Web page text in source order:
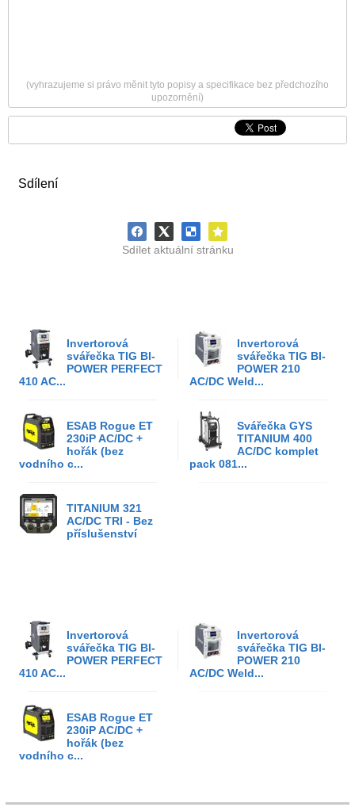
Sdílení
Sdílet aktuální stránku
Invertorová
svářečka TIG BI-
POWER PERFECT
410 AC...
Invertorová
svářečka TIG BI-
POWER 210
AC/DC Weld...
ESAB Rogue ET
230iP AC/DC +
hořák (bez
vodního c...
Svářečka GYS
TITANIUM 400
AC/DC komplet
pack 081...
TITANIUM 321
AC/DC TRI - Bez
příslušenství
Invertorová
svářečka TIG BI-
POWER PERFECT
410 AC...
Invertorová
svářečka TIG BI-
POWER 210
AC/DC Weld...
ESAB Rogue ET
230iP AC/DC +
hořák (bez
vodního c...
(vyhrazujeme si právo měnit tyto popisy a specifikace bez předchozího
upozornění)